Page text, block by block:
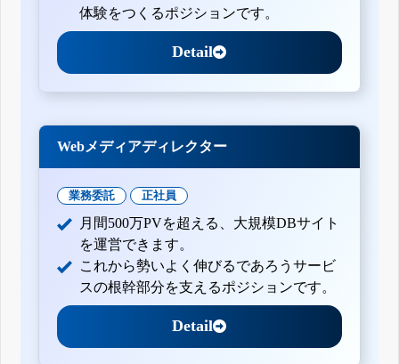
体験をつくるポジションです。
Detail
Webメディアディレクター
業務委託 正社員
月間500万PVを超える、大規模DBサイト
を運営できます。
これから勢いよく伸びるであろうサービ
スの根幹部分を支えるポジションです。
Detail